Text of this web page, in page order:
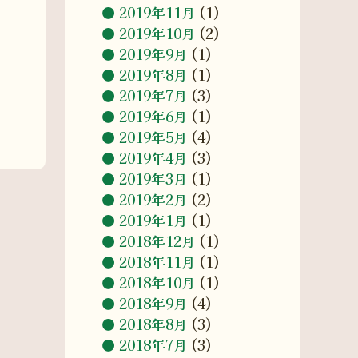
2019年11月 (1)
2019年10月 (2)
2019年9月 (1)
2019年8月 (1)
2019年7月 (3)
2019年6月 (1)
2019年5月 (4)
2019年4月 (3)
2019年3月 (1)
2019年2月 (2)
2019年1月 (1)
2018年12月 (1)
2018年11月 (1)
2018年10月 (1)
2018年9月 (4)
2018年8月 (3)
2018年7月 (3)